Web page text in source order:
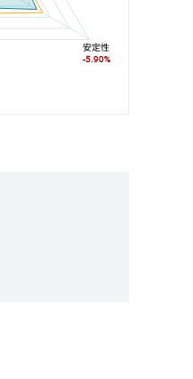
安定性
-5.90%